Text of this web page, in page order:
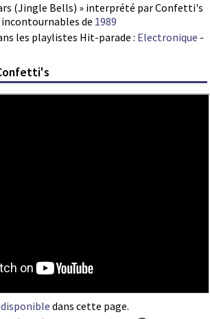
(Jingle Bells) » interprété par Confetti's
de 1989
les playlistes Hit-parade : Electronique -
dans cette page.